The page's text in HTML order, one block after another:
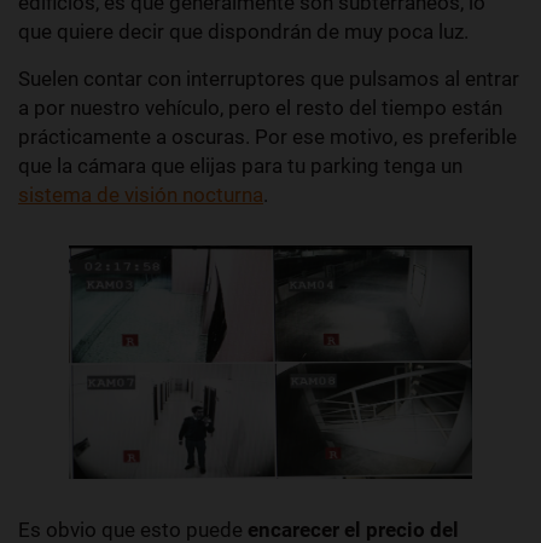
que quiere decir que dispondrán de muy poca luz.
Suelen contar con interruptores que pulsamos al entrar
a por nuestro vehículo, pero el resto del tiempo están
prácticamente a oscuras. Por ese motivo, es preferible
que la cámara que elijas para tu parking tenga un
sistema de visión nocturna.
Es obvio que esto puede encarecer el precio del